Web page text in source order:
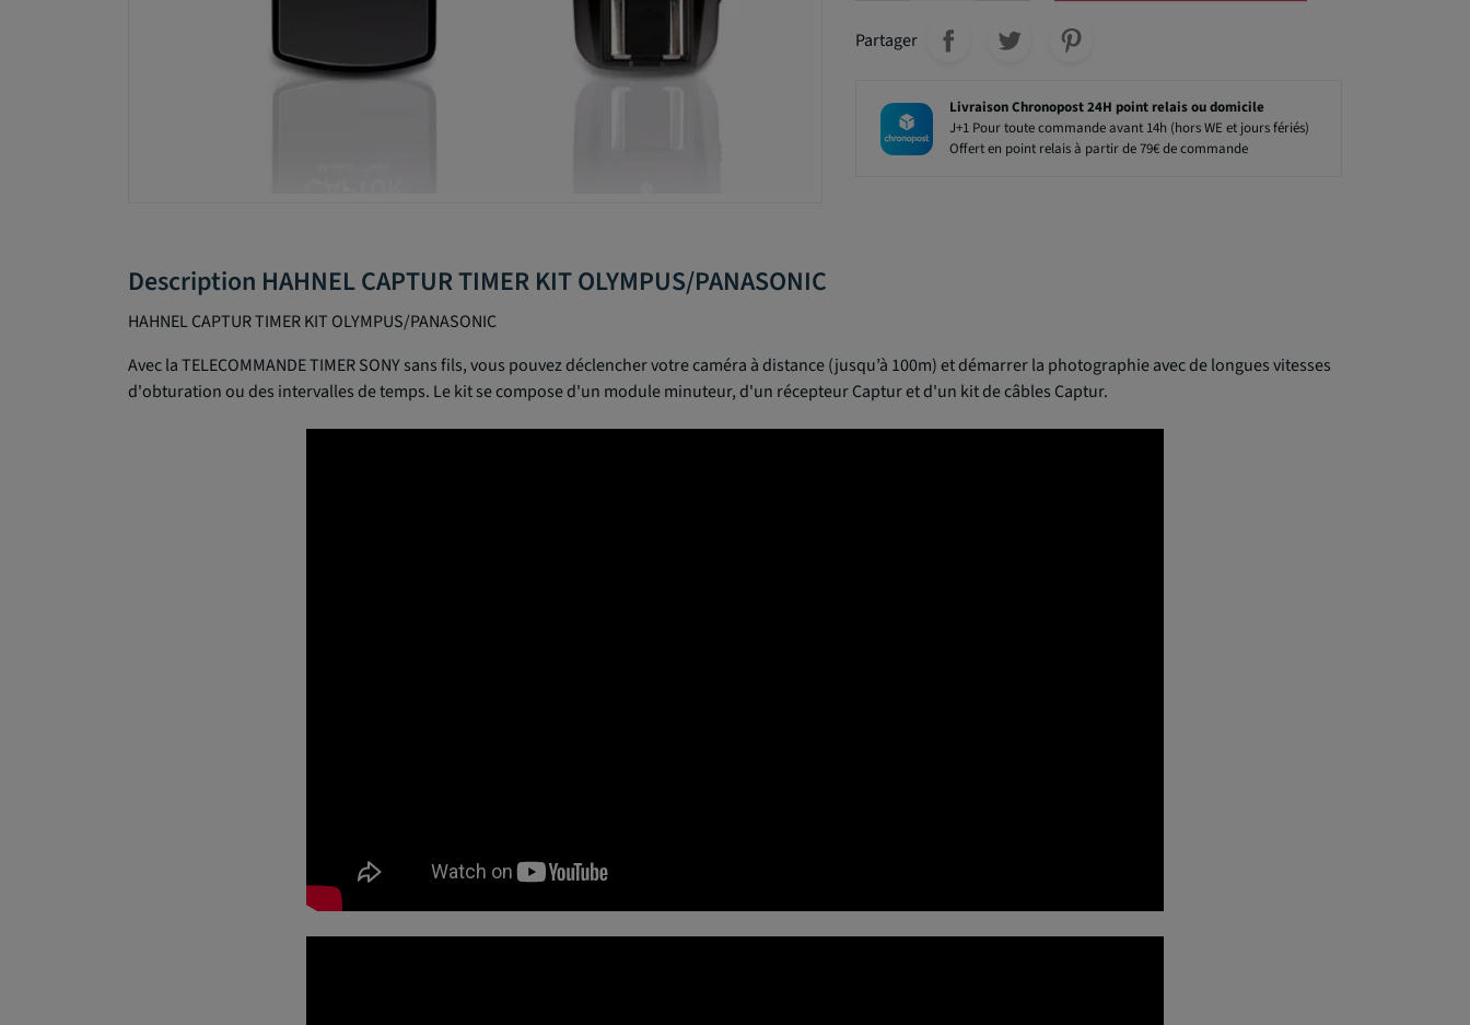
Partager
Livraison Chronopost 24H point relais ou domicile
J+1 Pour toute commande avant 14h (hors WE et jours fériés)
Offert en point relais à partir de 79€ de commande
Description HAHNEL CAPTUR TIMER KIT OLYMPUS/PANASONIC
HAHNEL CAPTUR TIMER KIT OLYMPUS/PANASONIC
Avec la TELECOMMANDE TIMER SONY sans fils, vous pouvez déclencher votre caméra à distance (jusqu’à 100m) et démarrer la photographie avec de longues vitesses
d'obturation ou des intervalles de temps. Le kit se compose d'un module minuteur, d'un récepteur Captur et d'un kit de câbles Captur.